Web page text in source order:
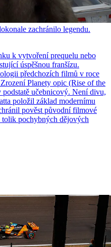
zachránilo legendu.
k vytvoření prequelu nebo
úspěšnou franšízu.
předchozích filmů v roce
Planety opic (Rise of the
podstatě učebnicový. Není divu,
položil základ modernímu
pověst původní filmové
pochybných dějových